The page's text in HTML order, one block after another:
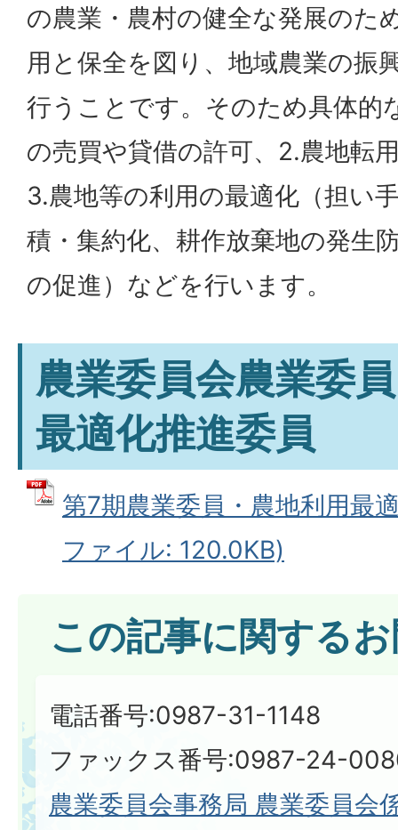
の農業・農村の健全な発展のた
用と保全を図り、地域農業の振
行うことです。そのため具体的
の売買や貸借の許可、2.農地転
3.農地等の利用の最適化（担い
積・集約化、耕作放棄地の発生
の促進）などを行います。
農業委員会農業委
最適化推進委員
第7期農業委員・農地利用最
ファイル: 120.0KB)
この記事に関する
電話番号:0987-31-1148
ファックス番号:0987-24-
農業委員会事務局 農業委員会